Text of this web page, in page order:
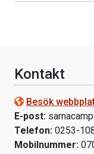
Kontakt
Besök
E-post:
Telefon: 0253-
Mobilnummer: